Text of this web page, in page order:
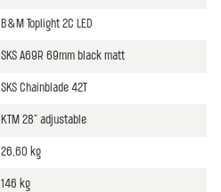
B&M Toplight 2C LED
SKS A69R 69mm black matt
SKS Chainblade 42T
KTM 28" adjustable
26,60 kg
146 kg